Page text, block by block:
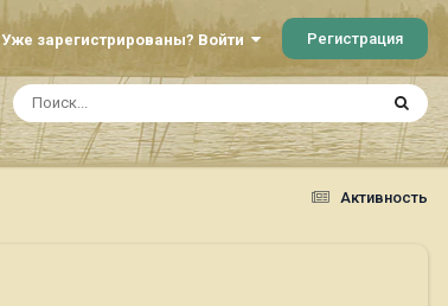
Уже зарегистрированы? Войти Регистрация
Активность